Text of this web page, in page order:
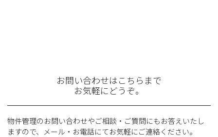
お問い合わせはこちらまで
お気軽にどうぞ。
物件管理のお問い合わせやご相談・ご質問にもお答えいたし
ますので、メール・お電話にてお気軽にご連絡ください。